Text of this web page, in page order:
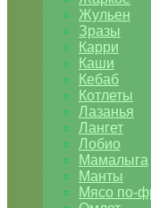
Жульен
Зразы
Карри
Каши
Кебаб
Котлеты
Лазанья
Лангет
Лобио
Мамалыга
Манты
Мясо по-